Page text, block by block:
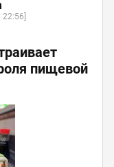
22:56]
пищевой